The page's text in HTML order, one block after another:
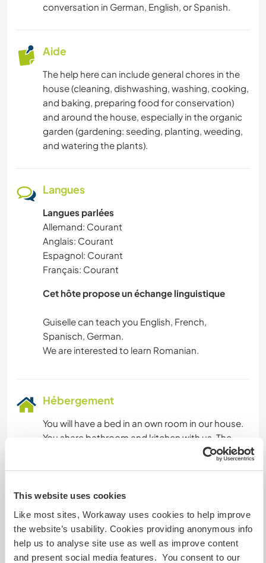
This website uses cookies
Like most sites, Workaway uses cookies to help improve
the website’s usability. Cookies providing anonymous info
help us to analyse site use as well as improve content
and present social media features. You consent to our
CYCLISME
SPORTS D'AVENTURE
conversation in German, English, or Spanish.
Aide
The help here can include general chores in the
house (cleaning, dishwashing, washing, cooking,
and baking, preparing food for conservation)
and around the house, especially in the organic
garden (gardening: seeding, planting, weeding,
and watering the plants).
Langues
Langues parlées
Allemand: Courant
Anglais: Courant
Espagnol: Courant
Français: Courant
Cet hôte propose un échange linguistique
Guiselle can teach you English, French,
Spanisch, German.
Hébergement
You will have a bed in an own room in our house.
You share bathroom and kitchen with us. The
accommodation is really in family style :) but we
ground.
Internet in the house is available (Wi-fi).
Autres infos...